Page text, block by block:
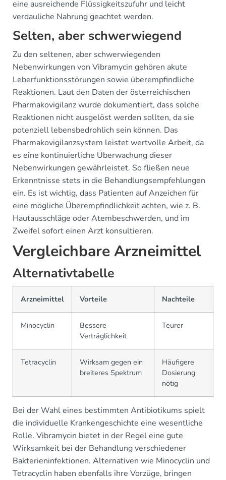
eine ausreichende Flüssigkeitszufuhr und leicht
verdauliche Nahrung geachtet werden.
Selten, aber schwerwiegend
Zu den seltenen, aber schwerwiegenden
Nebenwirkungen von Vibramycin gehören akute
Leberfunktionsstörungen sowie überempfindliche
Reaktionen. Laut den Daten der österreichischen
Pharmakovigilanz wurde dokumentiert, dass solche
Reaktionen nicht ausgelöst werden sollten, da sie
potenziell lebensbedrohlich sein können. Das
Pharmakovigilanzsystem leistet wertvolle Arbeit, da
es eine kontinuierliche Überwachung dieser
Nebenwirkungen gewährleistet. So fließen neue
Erkenntnisse stets in die Behandlungsempfehlungen
ein. Es ist wichtig, dass Patienten auf Anzeichen für
eine mögliche Überempfindlichkeit achten, wie z. B.
Hautausschläge oder Atembeschwerden, und im
Zweifel sofort einen Arzt konsultieren.
Vergleichbare Arzneimittel
Alternativtabelle
Arzneimittel Vorteile Nachteile
Minocyclin
Bessere
Verträglichkeit
Teurer
Tetracyclin
Wirksam gegen ein
breiteres Spektrum
Häufigere
Dosierung
nötig
Bei der Wahl eines bestimmten Antibiotikums spielt
die individuelle Krankengeschichte eine wesentliche
Rolle. Vibramycin bietet in der Regel eine gute
Wirksamkeit bei der Behandlung verschiedener
Bakterieninfektionen. Alternativen wie Minocyclin und
Tetracyclin haben ebenfalls ihre Vorzüge, bringen